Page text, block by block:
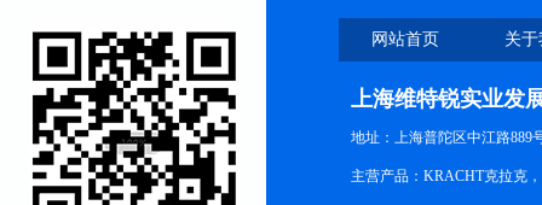
网站首页 关
上海维特锐实业发
地址：上海普陀区中江路889
主营产品：KRACHT克拉克